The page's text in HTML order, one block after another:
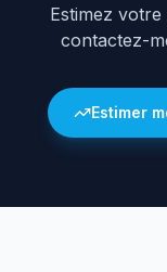
Estimez
contactez-
Estimer